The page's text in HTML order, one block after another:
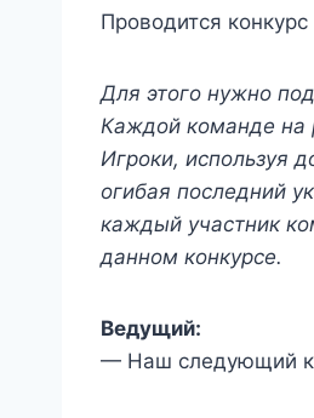
Проводится конкурс
Для этого нужно
Каждой команде на
Игроки, используя
огибая последний
каждый участник
данном конкурсе.
Ведущий:
— Наш следующий